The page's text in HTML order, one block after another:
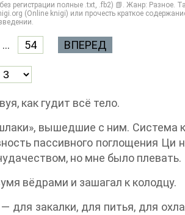
регистрации полные .txt, .fb2) 📗. Жанр: Разное.
(Online knigi) или прочесть краткое
... 54 ВПЕРЕД
как гудит всё тело.
вышедшие с ним. Система
пассивного поглощения Ци
но мне было плевать.
вёдрами и зашагал к колодцу.
для закалки, для питья, для